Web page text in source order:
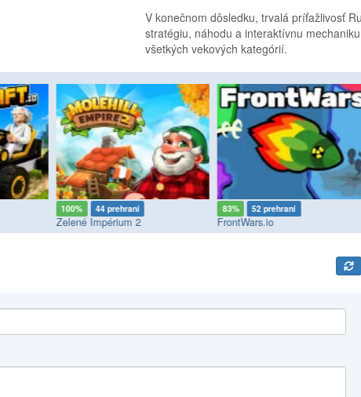
V konečnom dôsledku, trvalá príťažlivosť
stratégiu, náhodu a interaktívnu
všetkých vekových kategórií.
100% 44 prehraní
Zelené Impérium 2
83% 52 prehraní
FrontWars.io